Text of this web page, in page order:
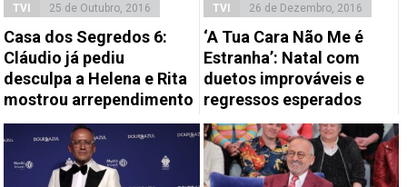
TVI 25 de Outubro, 2016
Casa dos Segredos 6:
Cláudio já pediu
desculpa a Helena e Rita
mostrou arrependimento
TVI 26 de Dezembro, 2016
‘A Tua Cara Não Me é
Estranha’: Natal com
duetos improváveis e
regressos esperados